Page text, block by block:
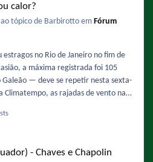
calor?
tópico de Barbirotto em Fórum
estragos no Rio de Janeiro no fim de
a máxima registrada foi 105
Galeão — deve se repetir nesta sexta-
de árvores. Os ventos devem
rio/noticia/2026/08/06/rajadas-de-
- Chaves e Chapolin